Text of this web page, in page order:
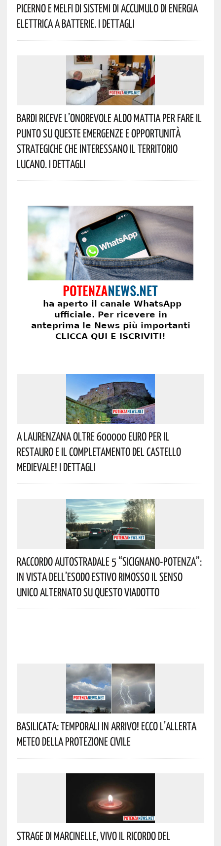
Picerno E Melfi Di Sistemi Di Accumulo Di Energia
Elettrica A Batterie. I Dettagli
Bardi Riceve L’onorevole Aldo Mattia Per Fare Il
Punto Su Queste Emergenze E Opportunità
Strategiche Che Interessano Il Territorio
Lucano. I Dettagli
A Laurenzana Oltre 600000 Euro Per Il
Restauro E Il Completamento Del Castello
Medievale! I Dettagli
Raccordo Autostradale 5 “Sicignano-Potenza”:
In Vista Dell’esodo Estivo Rimosso Il Senso
Unico Alternato Su Questo Viadotto
Basilicata: Temporali In Arrivo! Ecco L’allerta
Meteo Della Protezione Civile
Strage Di Marcinelle, Vivo Il Ricordo Del